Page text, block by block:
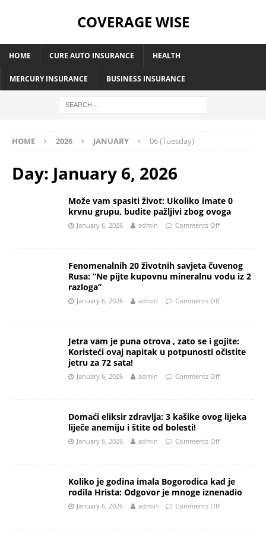
COVERAGE WISE
HOME CURE AUTO INSURANCE HEALTH
MERCURY INSURANCE BUSINESS INSURANCE
HOME 2026 JANUARY 06 (Tuesday)
Day: January 6, 2026
Može vam spasiti život: Ukoliko imate 0
krvnu grupu, budite pažljivi zbog ovoga
January 6, 2026 admin Comments Off
Fenomenalnih 20 životnih savjeta čuvenog
Rusa: “Ne pijte kupovnu mineralnu vodu iz 2
razloga”
January 6, 2026 admin Comments Off
Jetra vam je puna otrova , zato se i gojite:
Koristeći ovaj napitak u potpunosti očistite
jetru za 72 sata!
January 6, 2026 admin Comments Off
Domaći eliksir zdravlja: 3 kašike ovog lijeka
liječe anemiju i štite od bolesti!
January 6, 2026 admin Comments Off
Koliko je godina imala Bogorodica kad je
rodila Hrista: Odgovor je mnoge iznenadio
January 6, 2026 admin Comments Off